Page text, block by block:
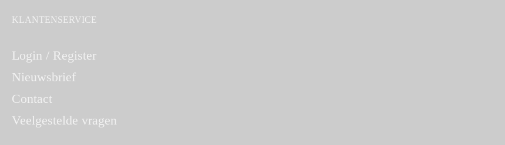
KLANTENSERVICE
Login / Register
Nieuwsbrief
Contact
Veelgestelde vragen